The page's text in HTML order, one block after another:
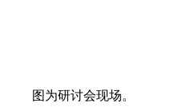
图为研讨会现场。